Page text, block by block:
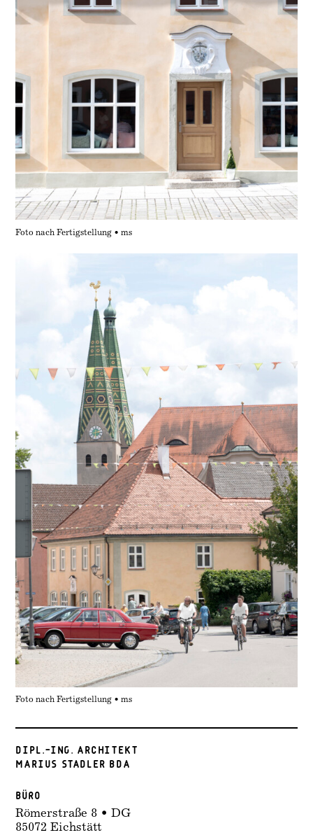
Foto nach Fertigstellung • ms
Foto nach Fertigstellung • ms
DIPL.–ING. ARCHITEKT
MARIUS STADLER BDA
Büro
Römerstraße 8 • DG
85072 Eichstätt